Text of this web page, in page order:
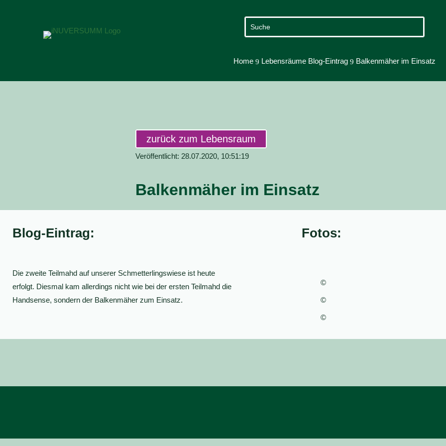
Home 9 Lebensräume Blog-Eintrag 9 Balkenmäher im Einsatz
zurück zum Lebensraum
Veröffentlicht: 28.07.2020, 10:51:19
Balkenmäher im Einsatz
Blog-Eintrag:
Die zweite Teilmahd auf unserer Schmetterlingswiese ist heute
erfolgt. Diesmal kam allerdings nicht wie bei der ersten Teilmahd die
Handsense, sondern der Balkenmäher zum Einsatz.
Fotos:
©
©
©